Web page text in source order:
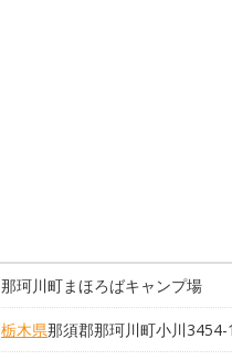
那珂川町まほろばキャンプ場
栃木県那須郡那珂川町小川3454-